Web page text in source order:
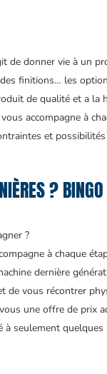
de donner vie à un
finitions… les
de qualité et a la
accompagne à
et
?
?
à chaque
dernière
de vous récontrer
une offre de prix
seulement